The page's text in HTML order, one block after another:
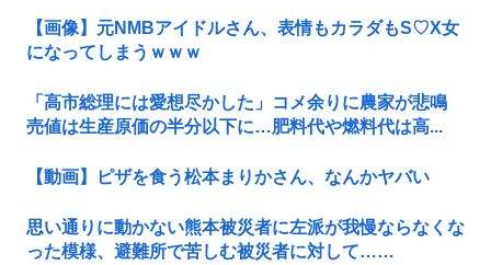
【画像】元NMBアイドルさん、表情もカラダもS♡X女
になってしまうｗｗｗ
「高市総理には愛想尽かした」コメ余りに農家が悲鳴
売値は生産原価の半分以下に…肥料代や燃料代は高...
【動画】ピザを食う松本まりかさん、なんかヤバい
思い通りに動かない熊本被災者に左派が我慢ならなくな
った模様、避難所で苦しむ被災者に対して……